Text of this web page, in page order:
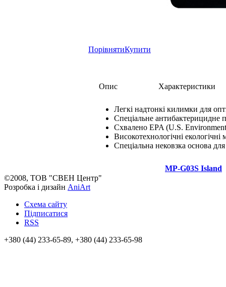
ПорівнятиКупити
Опис Характеристики
Легкі надтонкі килимки для
Спеціальне антибактерицидне
Схвалено EPA (U.S.
Високотехнологічні екологічні
Спеціальна нековзка основа для
MP-G03S Island
©2008, ТОВ "СВЕН Центр"
Розробка і дизайн AniArt
Схема сайту
Підписатися
RSS
+380 (44) 233-65-89, +380 (44) 233-65-98